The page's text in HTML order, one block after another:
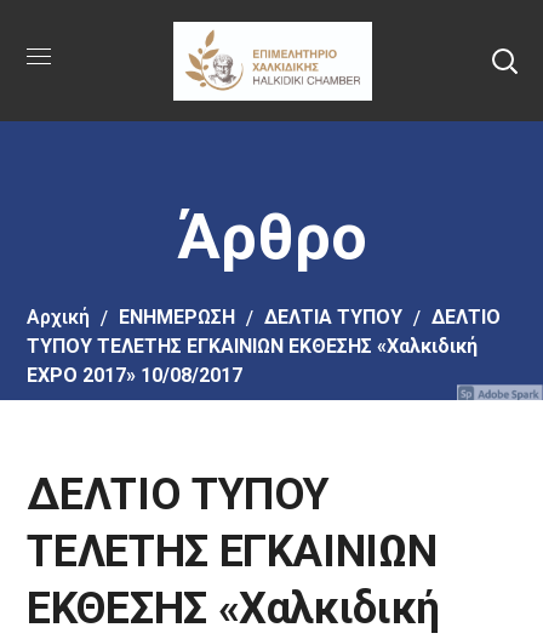
στο
περιεχόμενο
Άρθρο
Αρχική EΝΗΜΕΡΩΣΗ ΔΕΛΤΙΑ ΤΥΠΟΥ
ΔΕΛΤΙΟ
ΤΥΠΟΥ ΤΕΛΕΤΗΣ ΕΓΚΑΙΝΙΩΝ ΕΚΘΕΣΗΣ «Χαλκιδική
EXPO 2017» 10/08/2017
ΔΕΛΤΙΟ ΤΥΠΟΥ
ΤΕΛΕΤΗΣ ΕΓΚΑΙΝΙΩΝ
ΕΚΘΕΣΗΣ «Χαλκιδική